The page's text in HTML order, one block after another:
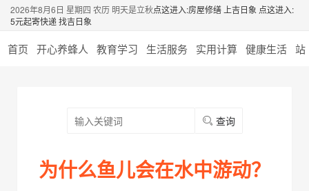
2026年8月6日 星期四 农历 明天是立秋点这进入:房屋修缮 上吉日象 点这进入:
5元起寄快递 找吉日象
首页 开心养蜂人 教育学习 生活服务 实用计算 健康生活 站
查询
为什么鱼儿会在水中游动？